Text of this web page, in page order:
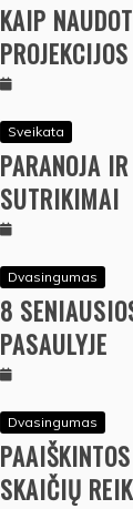
KAIP
Sveikata
PARANOJA
SUTRIKIMAI
Dvasingumas
8
PASAULYJE
Dvasingumas
SKAIČIŲ